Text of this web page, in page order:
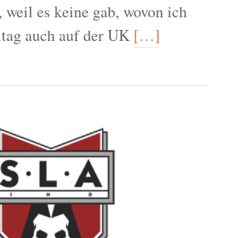
es keine gab, wovon ich
auch auf der UK[…]